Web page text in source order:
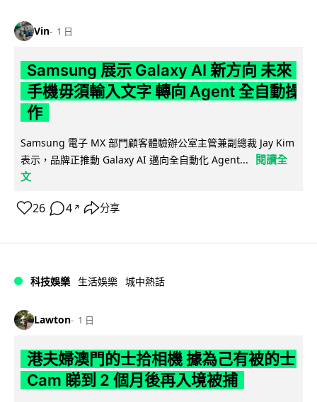
Vin 1 日
Samsung 展示 Galaxy AI 新方向 未來
手機毋須輸入文字 轉向 Agent 全自動操
作
Samsung 電子 MX 部門顧客體驗辦公室主管兼副總裁 Jay Kim
表示，品牌正推動 Galaxy AI 邁向全自動化 Agent...
閱讀全
文
26 4 ↗ 分享
科技娛樂 生活娛樂 城中熱話
Lawton 1 日
港夫婦澳門的士拾相機 據為己有被的士
Cam 睇到 2 個月後再入境被捕